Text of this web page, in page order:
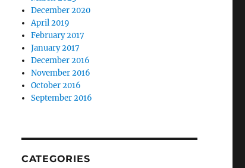
December 2020
April 2019
February 2017
January 2017
December 2016
November 2016
October 2016
September 2016
CATEGORIES